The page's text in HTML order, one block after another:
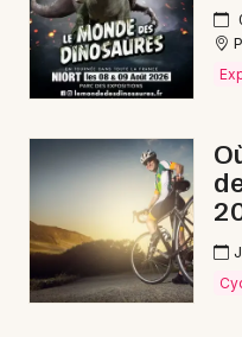
Soirées
Sorties famille
Expos
Sorties & loisirs
Electro en Loire-
Strasbourg
Toulouse